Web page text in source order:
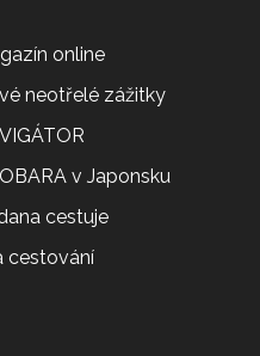
online
neotřelé zážitky
v Japonsku
cestuje
cestování